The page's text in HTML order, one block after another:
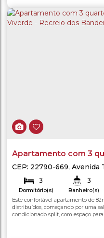
Apartamento com 3
Condomínio Viverde -
- Rio de Janeiro
CEP: 22790-669, Avenida
,
Brasil
3
Dormitório(s)
3
Banheiro(s)
1
Vaga(s)
Útil:82
Este confortável apartamento de
distribuídos, começando por uma
condicionado split, com espaço
natural. A sala se integra à
agradável para relaxar. A cozinha